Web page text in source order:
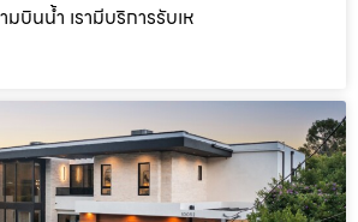
บินน้ำ เรามีบริการรับเห